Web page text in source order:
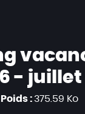
- juillet
Poids :375.59 Ko